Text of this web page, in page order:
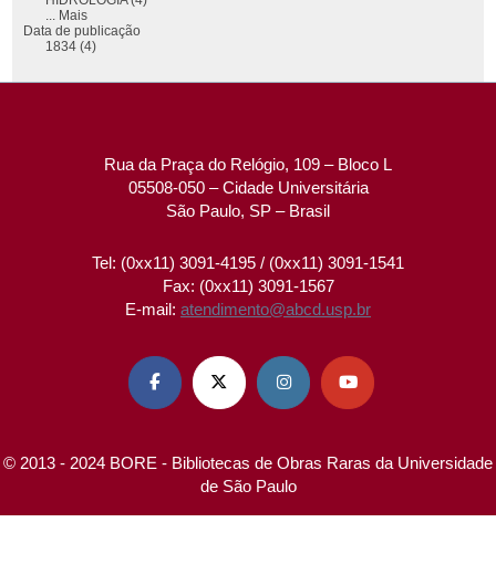
... Mais
Data de publicação
1834 (4)
Rua da Praça do Relógio, 109 – Bloco L
05508-050 – Cidade Universitária
São Paulo, SP – Brasil
Tel: (0xx11) 3091-4195 / (0xx11) 3091-1541
Fax: (0xx11) 3091-1567
E-mail: atendimento@abcd.usp.br
   
© 2013 - 2024 BORE - Bibliotecas de Obras Raras da Universidade
de São Paulo